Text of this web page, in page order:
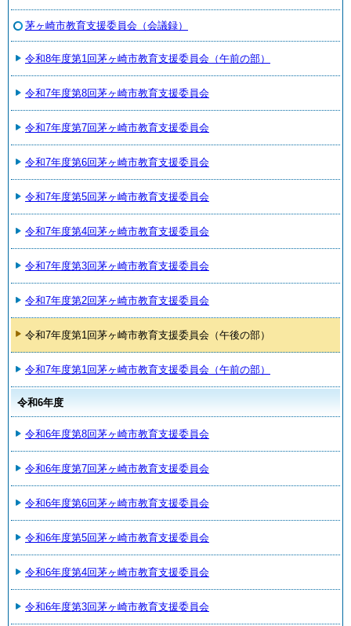
茅ヶ崎市教育支援委員会（会議録）
令和8年度第1回茅ヶ崎市教育支援委員会（午前の部）
令和7年度第8回茅ヶ崎市教育支援委員会
令和7年度第7回茅ヶ崎市教育支援委員会
令和7年度第6回茅ヶ崎市教育支援委員会
令和7年度第5回茅ヶ崎市教育支援委員会
令和7年度第4回茅ヶ崎市教育支援委員会
令和7年度第3回茅ヶ崎市教育支援委員会
令和7年度第2回茅ヶ崎市教育支援委員会
令和7年度第1回茅ヶ崎市教育支援委員会（午後の部）
令和7年度第1回茅ヶ崎市教育支援委員会（午前の部）
令和6年度
令和6年度第8回茅ヶ崎市教育支援委員会
令和6年度第7回茅ヶ崎市教育支援委員会
令和6年度第6回茅ヶ崎市教育支援委員会
令和6年度第5回茅ヶ崎市教育支援委員会
令和6年度第4回茅ヶ崎市教育支援委員会
令和6年度第3回茅ヶ崎市教育支援委員会